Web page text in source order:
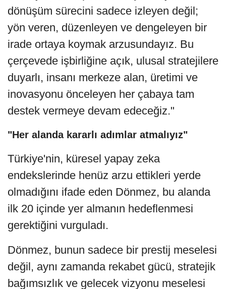
dönüşüm sürecini sadece izleyen değil;
yön veren, düzenleyen ve dengeleyen bir
irade ortaya koymak arzusundayız. Bu
çerçevede işbirliğine açık, ulusal stratejilere
duyarlı, insanı merkeze alan, üretimi ve
inovasyonu önceleyen her çabaya tam
destek vermeye devam edeceğiz."
"Her alanda kararlı adımlar atmalıyız"
Türkiye'nin, küresel yapay zeka
endekslerinde henüz arzu ettikleri yerde
olmadığını ifade eden Dönmez, bu alanda
ilk 20 içinde yer almanın hedeflenmesi
gerektiğini vurguladı.
Dönmez, bunun sadece bir prestij meselesi
değil, aynı zamanda rekabet gücü, stratejik
bağımsızlık ve gelecek vizyonu meselesi